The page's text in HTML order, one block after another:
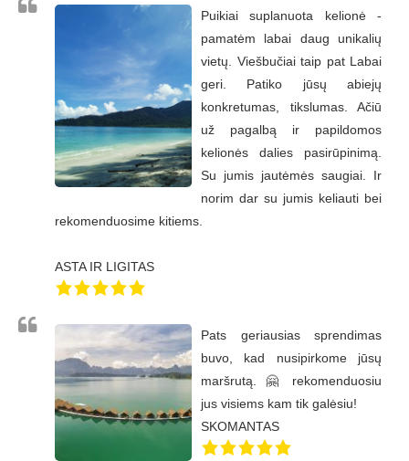
Puikiai suplanuota kelionė -
pamatėm labai daug unikalių
vietų. Viešbučiai taip pat Labai
geri. Patiko jūsų abiejų
konkretumas, tikslumas. Ačiū
už pagalbą ir papildomos
kelionės dalies pasirūpinimą.
Su jumis jautėmės saugiai. Ir
norim dar su jumis keliauti bei
rekomenduosime kitiems.
ASTA IR LIGITAS
Pats geriausias sprendimas
buvo, kad nusipirkome jūsų
maršrutą. 🤗 rekomenduosiu
jus visiems kam tik galėsiu!
SKOMANTAS